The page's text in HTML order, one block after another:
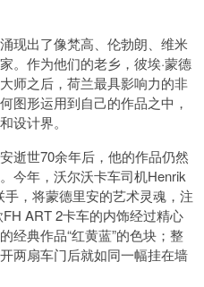
现出了像梵高、伦勃朗、维米
。作为他们的老乡，彼埃·蒙德
师之后，荷兰最具影响力的非
图形运用到自己的作品之中，
设计界。
逝世70余年后，他的作品仍然
今年，沃尔沃卡车司机Henrik
，将蒙德里安的艺术灵魂，注
ART 2卡车的内饰经过精心
经典作品“红黄蓝”的色块；整
两扇车门后就如同一幅挂在墙